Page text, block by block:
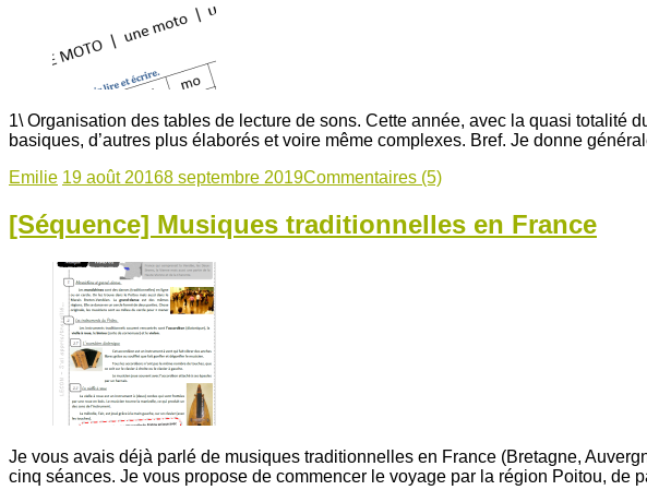
1\ Organisation des tables de lecture de sons. Cette année, avec la quasi totalité
basiques, d’autres plus élaborés et voire même complexes. Bref. Je donne
Emilie 19 août 20168 septembre 2019Commentaires (5)
[Séquence] Musiques traditionnelles en France
Je vous avais déjà parlé de musiques traditionnelles en France (Bretagne,
cinq séances. Je vous propose de commencer le voyage par la région Poitou,